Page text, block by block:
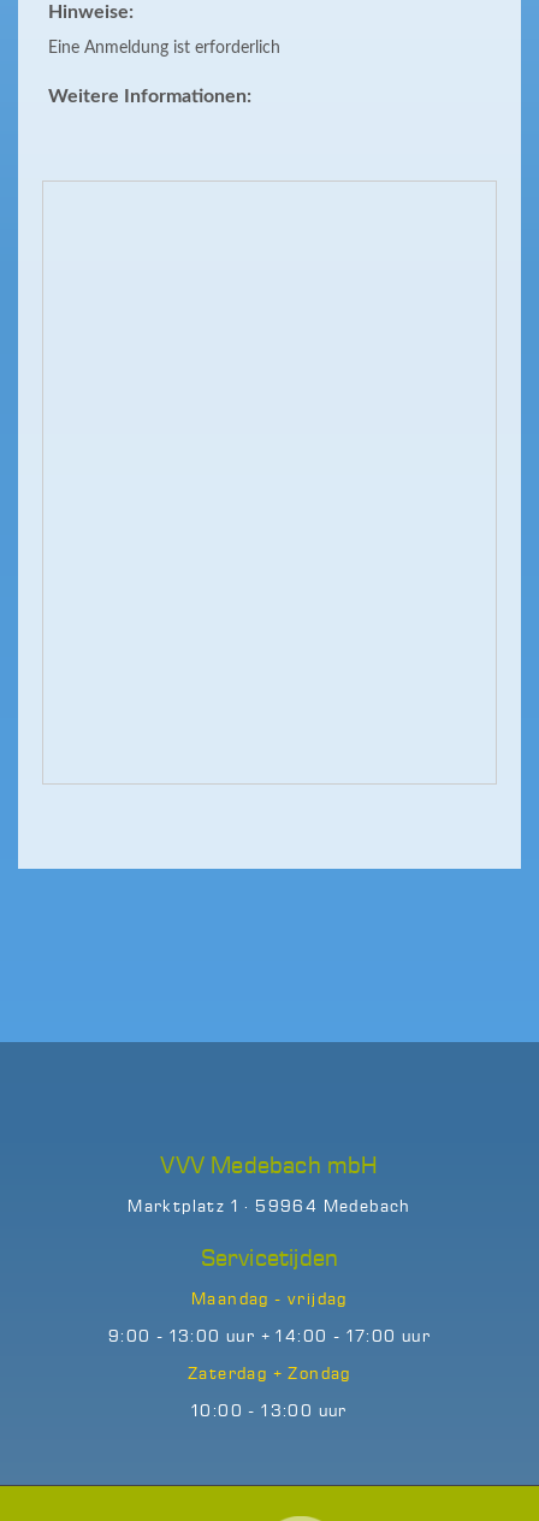
Hinweise:
Eine Anmeldung ist erforderlich
Weitere Informationen:
VVV Medebach mbH
Marktplatz 1 · 59964 Medebach
Servicetijden
Maandag - vrijdag
9:00 - 13:00 uur + 14:00 - 17:00 uur
Zaterdag + Zondag
10:00 - 13:00 uur